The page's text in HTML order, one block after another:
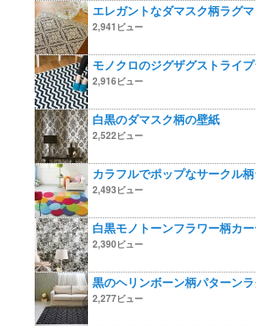
エレガントなダマスク柄ラグマ
2,941ビュー
モノクロのジグザグストライ
2,916ビュー
白黒のダマスク柄の壁紙
2,522ビュー
カラフルでポップなサークル
2,493ビュー
白黒モノトーンフラワー柄カ
2,390ビュー
黒のヘリンボーン柄パターン
2,277ビュー